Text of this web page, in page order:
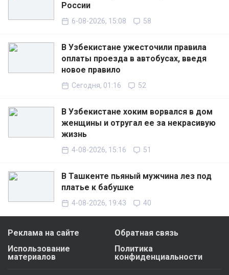
России
6-08-2026, 15:08 58
В Узбекистане ужесточили правила
оплаты проезда в автобусах, введя
новое правило
Сегодня, 01:16 52
В Узбекистане хоким ворвался в дом
женщины и отругал ее за некрасивую
жизнь
4-08-2026, 15:16 51
В Ташкенте пьяный мужчина лез под
платье к бабушке
4-08-2026, 19:43 40
Реклама на сайте
Обратная связь
Использование
материалов
Политика
конфиденциальности